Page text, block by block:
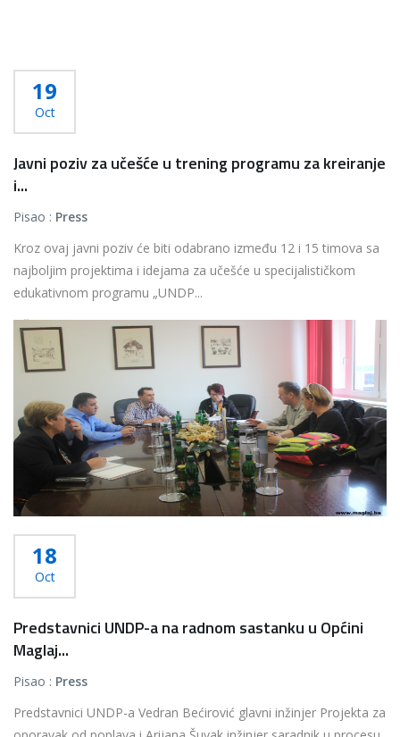
19
Oct
Javni poziv za učešće u trening programu za kreiranje
i...
Pisao : Press
Kroz ovaj javni poziv će biti odabrano između 12 i 15 timova sa
najboljim projektima i idejama za učešće u specijalističkom
edukativnom programu „UNDP...
Više...
18
Oct
Predstavnici UNDP-a na radnom sastanku u Općini
Maglaj...
Pisao : Press
Predstavnici UNDP-a Vedran Bećirović glavni inžinjer Projekta za